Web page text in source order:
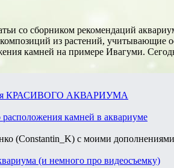
со сборником рекомендаций
из растений, учитывающие
камней на примере Ивагуми.
КРАСИВОГО АКВАРИУМА
камней в аквариуме
(Constantin_K) с моими дополнениями
(и немного про видеосъемку)